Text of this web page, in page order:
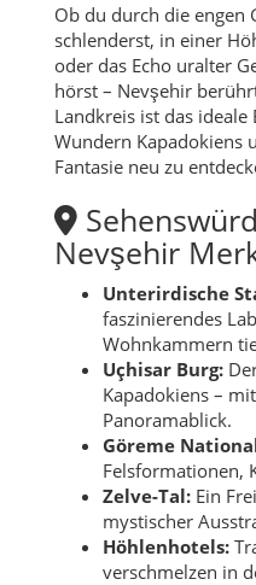
Ob du durch die engen
schlenderst, in einer
oder das Echo uralter
hörst – Nevşehir
Landkreis ist das ideale
Wundern Kapadokiens
Fantasie neu zu
Nevşehir
Unterirdische
faszinierendes
Wohnkammern
Uçhisar Burg:
Kapadokiens –
Panoramablick.
Göreme
Felsformationen,
Zelve-Tal: Ein
mystischer
Höhlenhotels:
verschmelzen in